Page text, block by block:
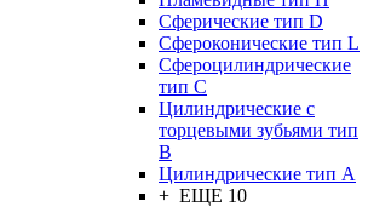
Сферические тип D
Сфероконические тип L
Сфероцилиндрические
тип C
Цилиндрические с
торцевыми зубьями тип
B
Цилиндрические тип А
+ ЕЩЕ 10